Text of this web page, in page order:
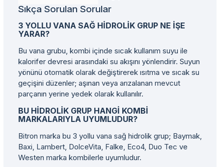
Sıkça Sorulan Sorular
3 YOLLU VANA SAĞ HIDROLIK GRUP NE IŞE
YARAR?
Bu vana grubu, kombi içinde sıcak kullanım suyu ile
kalorifer devresi arasındaki su akışını yönlendirir. Suyun
yönünü otomatik olarak değiştirerek ısıtma ve sıcak su
geçişini düzenler; aşınan veya arızalanan mevcut
parçanın yerine yedek olarak kullanılır.
BU HIDROLIK GRUP HANGI KOMBI
MARKALARIYLA UYUMLUDUR?
Bitron marka bu 3 yollu vana sağ hidrolik grup; Baymak,
Baxi, Lambert, DolceVita, Falke, Eco4, Duo Tec ve
Westen marka kombilerle uyumludur.